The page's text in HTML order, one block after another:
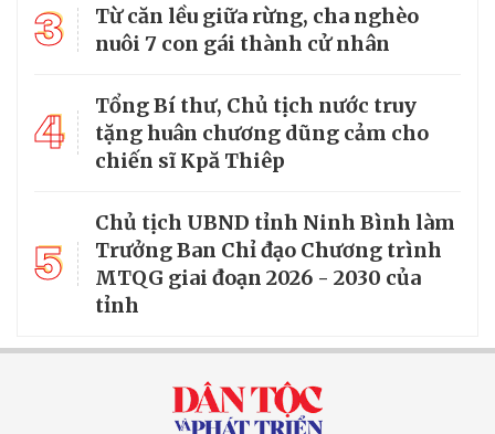
3
Từ căn lều giữa rừng, cha nghèo
nuôi 7 con gái thành cử nhân
4
Tổng Bí thư, Chủ tịch nước truy
tặng huân chương dũng cảm cho
chiến sĩ Kpă Thiêp
5
Chủ tịch UBND tỉnh Ninh Bình làm
Trưởng Ban Chỉ đạo Chương trình
MTQG giai đoạn 2026 - 2030 của
tỉnh